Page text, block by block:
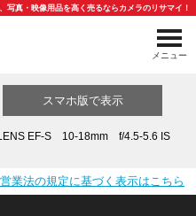
写真・映像用品を高く売るならカメラのリサマイ！
メニュー
スマホ版で表示
EF-S 10-18mm f/4.5-5.6 IS
業法の規定に基づく表示はこちら